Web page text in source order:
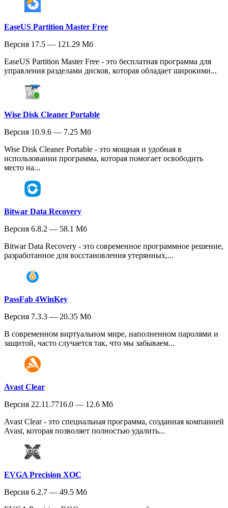
EaseUS Partition Master Free
Версия 17.5 — 121.29 Мб
EaseUS Partition Master Free - это бесплатная программа для
управления разделами дисков, которая обладает широкими...
Wise Disk Cleaner Portable
Версия 10.9.6 — 7.25 Мб
Wise Disk Cleaner Portable - это мощная и удобная в
использовании программа, которая помогает освободить
место на...
Bitwar Data Recovery
Версия 6.8.2 — 58.1 Мб
Bitwar Data Recovery - это современное программное решение,
разработанное для восстановления утерянных,...
PassFab 4WinKey
Версия 7.3.3 — 20.35 Мб
В современном виртуальном мире, наполненном паролями и
защитой, часто случается так, что мы забываем...
Avast Clear
Версия 22.11.7716.0 — 12.6 Мб
Avast Clear - это специальная программа, созданная компанией
Avast, которая позволяет полностью удалить...
EVGA Precision XOC
Версия 6.2.7 — 49.5 Мб